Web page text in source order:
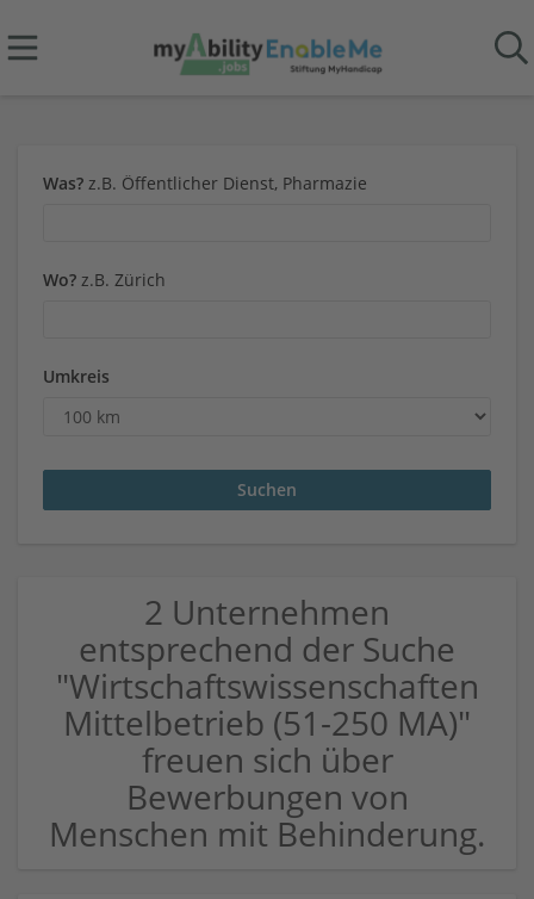
Was? z.B. Öffentlicher Dienst, Pharmazie
Wo? z.B. Zürich
Umkreis
2 Unternehmen
entsprechend der Suche
"Wirtschaftswissenschaften
Mittelbetrieb (51-250 MA)"
freuen sich über
Bewerbungen von
Menschen mit Behinderung.